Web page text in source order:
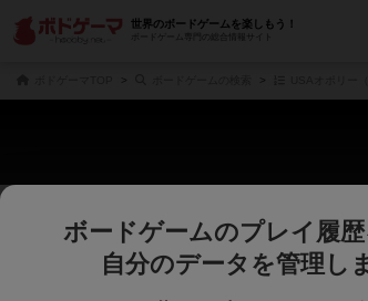
世界のボードゲームを楽しもう！
ボードゲーム専門の総合情報サイト
じっくり表示
ボードゲームのプレイ履歴
自分のデータを管理し